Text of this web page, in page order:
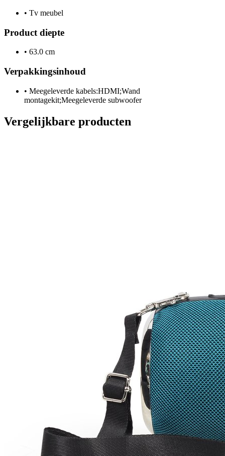
• Tv meubel
Product diepte
• 63.0 cm
Verpakkingsinhoud
• Meegeleverde kabels:HDMI;Wand
montagekit;Meegeleverde subwoofer
Vergelijkbare producten